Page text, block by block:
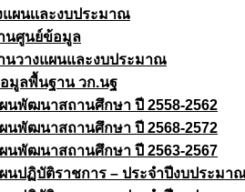
แผนเเละงบประมาณ
นศูนย์ข้อมูล
นวางแผนและงบประมาณ
มูลพื้นฐาน วก.นฐ
นพัฒนาสถานศึกษา ปี 2558-2562
นพัฒนาสถานศึกษา ปี 2568-2572
นพัฒนาสถานศึกษา ปี 2563-2567
นปฏิบัติราชการ – ประจำปีงบประมา